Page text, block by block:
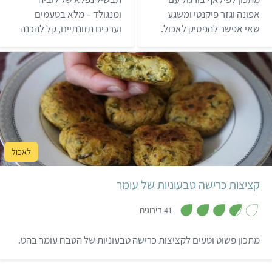
6
מ
ת
ו
אפונה וגזר פיקנטי ומשגע
שאי אפשר להפסיק לאכול.
5
מ
ו
ומנגולד – מלא בטעמים
וערכים תזונתיים, קל להכנה
בינוני שעה 25 קציצות
קציצות כרישה טבעוניות של עומר
41 דירוגים
ת
מתכון פשוט וטעים לקציצות כרישה טבעוניות של הטבח עומר בהט.